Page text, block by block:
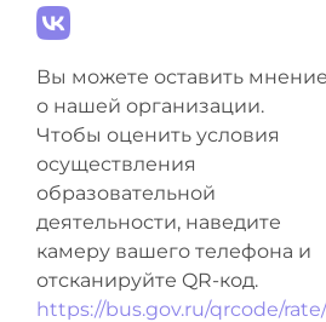
Вы можете оставить мнение
о нашей организации.
Чтобы оценить условия
осуществления
образовательной
деятельности, наведите
камеру вашего телефона и
отсканируйте QR-код.
https://bus.gov.ru/qrcode/